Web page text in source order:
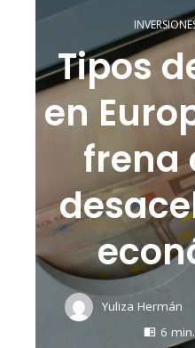
Tipos
en
frena
Yuliza Hermán
6